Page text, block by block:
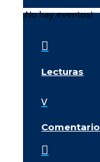
¡No hay eventos!

Lecturas
v
Comentario
